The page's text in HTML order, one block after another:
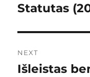
Statutas
NEXT
Next
Išleistas